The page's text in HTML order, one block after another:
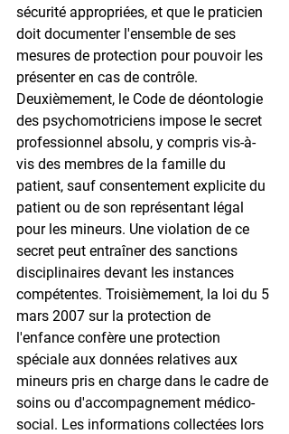
sécurité appropriées, et que le praticien
doit documenter l'ensemble de ses
mesures de protection pour pouvoir les
présenter en cas de contrôle.
Deuxièmement, le Code de déontologie
des psychomotriciens impose le secret
professionnel absolu, y compris vis-à-
vis des membres de la famille du
patient, sauf consentement explicite du
patient ou de son représentant légal
pour les mineurs. Une violation de ce
secret peut entraîner des sanctions
disciplinaires devant les instances
compétentes. Troisièmement, la loi du 5
mars 2007 sur la protection de
l'enfance confère une protection
spéciale aux données relatives aux
mineurs pris en charge dans le cadre de
soins ou d'accompagnement médico-
social. Les informations collectées lors